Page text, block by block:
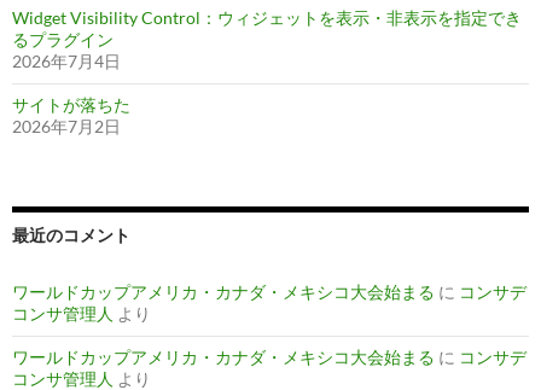
Widget Visibility Control：ウィジェットを表示・非表示を指定でき
るプラグイン
2026年7月4日
サイトが落ちた
2026年7月2日
最近のコメント
ワールドカップアメリカ・カナダ・メキシコ大会始まる に コンサデ
コンサ管理人 より
ワールドカップアメリカ・カナダ・メキシコ大会始まる に コンサデ
コンサ管理人 より